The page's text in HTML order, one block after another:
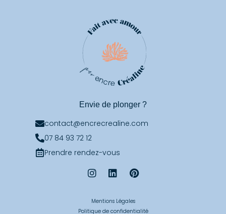
Envie de plonger ?
contact@encrecrealine.com
07 84 93 72 12
Prendre rendez-vous
Mentions Légales
Politique de confidentialité